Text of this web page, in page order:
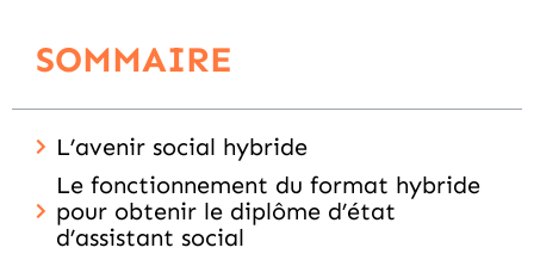
SOMMAIRE
L’avenir social hybride
Le fonctionnement du format hybride
pour obtenir le diplôme d’état
d’assistant social